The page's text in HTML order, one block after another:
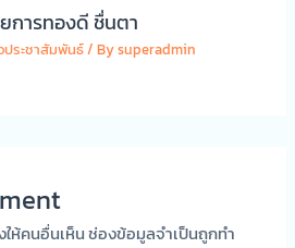
การทองดี ชื่นตา
ประชาสัมพันธ์/ Bysuperadmin
ห้คนอื่นเห็นช่องข้อมูลจำเป็นถูกทำ